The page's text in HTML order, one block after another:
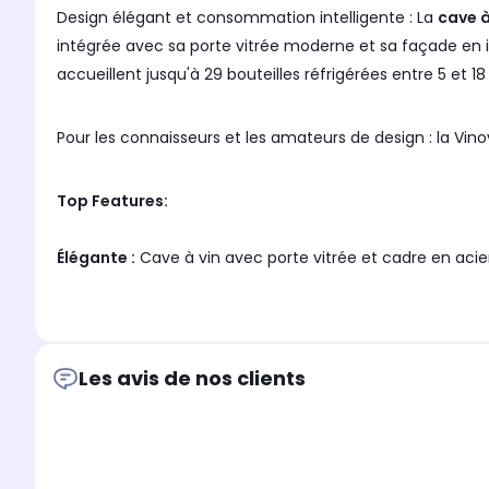
Design élégant et consommation intelligente : La cave
intégrée avec sa porte vitrée moderne et sa façade en inox sans
accueillent jusqu'à 29 bouteilles réfrigérées entre 5 et
Pour les connaisseurs et les amateurs de design : la
Top Features:
Élégante : Cave à vin avec porte vitrée et cadre en
Panneau de commande tactile :
Les avis de nos clients